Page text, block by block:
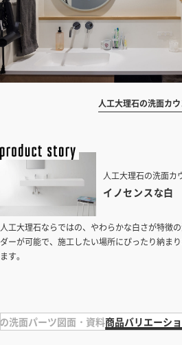
人工大理石の洗面カ
人工大理石の洗面カ
イノセンスな白
人工大理石ならではの、やわらかな白さが特徴
ダーが可能で、施工したい場所にぴったり納ま
ます。
洗面パーツ図面・資料商品バリエーシ